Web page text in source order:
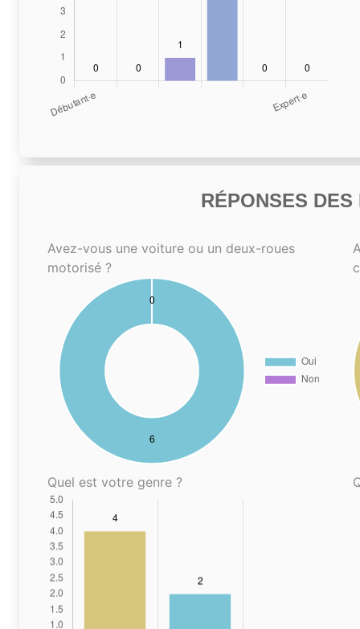
RÉPONSES
Avez-vous une voiture ou un deux-roues
motorisé ?
Quel est votre genre ?